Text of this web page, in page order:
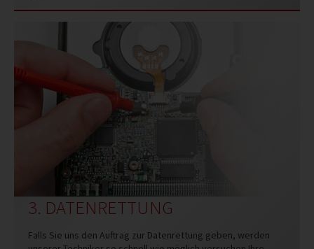
3. DATENRETTUNG
Falls Sie uns den Auftrag zur Datenrettung geben, werden